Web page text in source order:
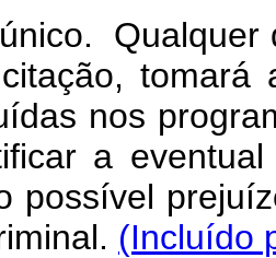
Qualquer
tomará
nos
a
possível
(Incluído